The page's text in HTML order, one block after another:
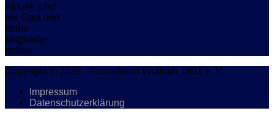
Aktuell sind
ein Gast und
keine
Mitglieder
online
Copyright © 2026 - Turnerbund Wülfrath 1891 e. V.
Impressum
Datenschutzerklärung